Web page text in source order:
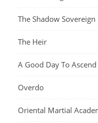
The Shadow Sovereign
The Heir
A Good Day To Ascend
Overdo
Oriental Martial